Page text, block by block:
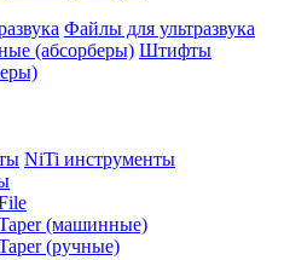
Файлы для ультразвука
Штифты
NiTi инструменты
(машинные)
(ручные)